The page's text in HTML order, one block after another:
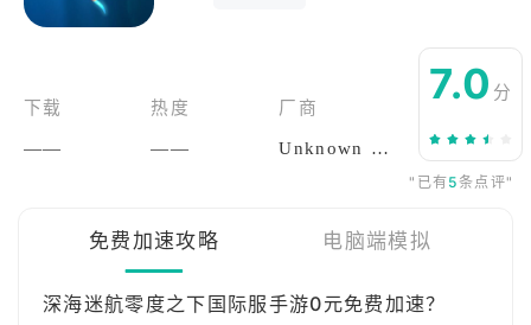
下载
——
热度
——
厂商
Unknown Worlds Entertainment
7.0 分
"已有5 条点评"
免费加速攻略 电脑端模拟
深海迷航零度之下国际服手游0元免费加速？